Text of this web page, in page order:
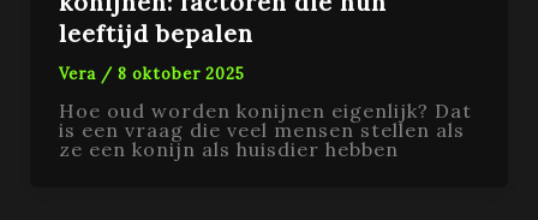
leeftijd bepalen
Vera / 8 oktober 2025
Hoe oud worden konijnen eigenlijk? Dat
is een vraag die veel mensen stellen als
ze een konijn als huisdier hebben